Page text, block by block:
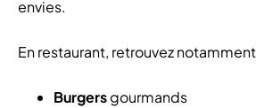
envies.
En restaurant, retrouvez
Burgersgourmands